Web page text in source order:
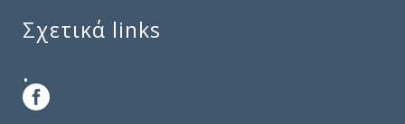
Σχετικά links
.